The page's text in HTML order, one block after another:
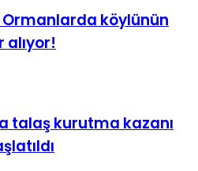
Ormanlarda köylünün
alıyor!
talaş kurutma kazanı